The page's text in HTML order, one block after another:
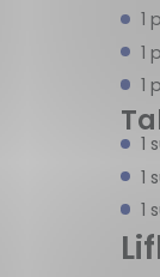
1
1
1
1
1
1